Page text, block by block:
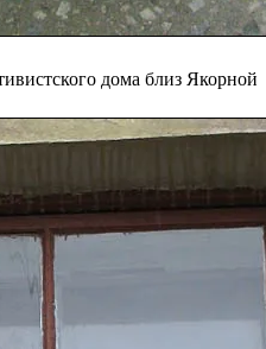
дома близ Якорной